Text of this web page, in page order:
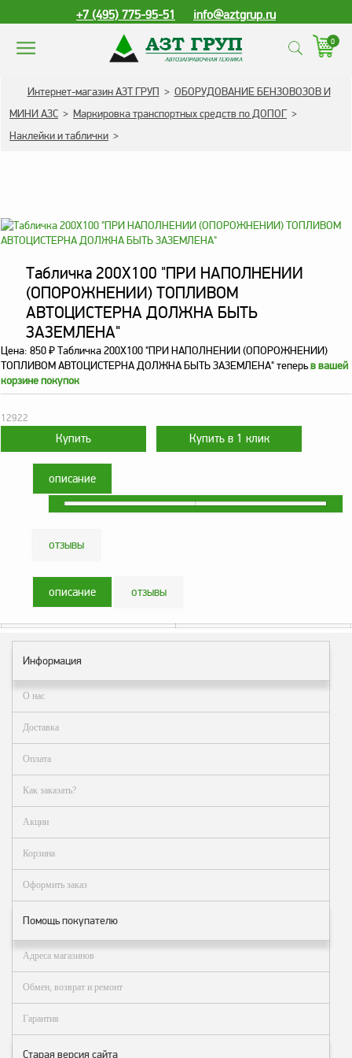
+7 (495) 775-95-51 info@aztgrup.ru
0
КАТАЛОГ ПРОДУКЦИИ
Топливораздаточные
колонки
для электромобилей
ТРК и ГРК
Запасные части к ТРК
и ГРК
Электронное
оборудование
ТОПАЗ
Пульты управления,
контроллеры
Устройства громкой
связи и оповещения
Краны раздаточные,
з/ч и комплектующие
оборудование
Насосы и насосные
Устройства слива и
налива
Счетчики и фильтры
ФЖУ
Метрологическое
оборудование
Рукава, шланги и
техпластина МБС
Соединительная
арматура
Устройства
заземления
автоцистерн и
комплектующие
СЕНСОР
Газоаналитическое
оборудование
Эксплуатационное
оборудование
Интернет-магазин АЗТ ГРУП > ОБОРУДОВАНИЕ БЕНЗОВОЗОВ И
МИНИ АЗС > Маркировка транспортных средств по ДОПОГ >
Наклейки и таблички >
Табличка 200Х100 "ПРИ НАПОЛНЕНИИ
(ОПОРОЖНЕНИИ) ТОПЛИВОМ
АВТОЦИСТЕРНА ДОЛЖНА БЫТЬ
ЗАЗЕМЛЕНА"
Цена: 850₽Табличка 200Х100 "ПРИ НАПОЛНЕНИИ (ОПОРОЖНЕНИИ)
ТОПЛИВОМ АВТОЦИСТЕРНА ДОЛЖНА БЫТЬ ЗАЗЕМЛЕНА" теперьв вашей
корзине покупок
12922
описание
отзывы
описание отзывы
Информация
О нас
Доставка
Оплата
Как заказать?
Акции
Корзина
Оформить заказ
Помощь покупателю
Адреса магазинов
Обмен, возврат и ремонт
Гарантия
Старая версия сайта